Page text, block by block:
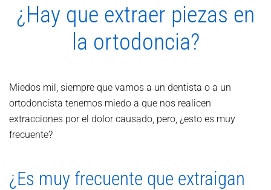
¿Hay que extraer piezas en
la ortodoncia?
Miedos mil, siempre que vamos a un dentista o a un
ortodoncista tenemos miedo a que nos realicen
extracciones por el dolor causado, pero, ¿esto es muy
frecuente?
¿Es muy frecuente que extraigan